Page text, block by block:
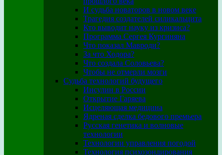
И судьба новаторов в новом веке
Трагедия создателей силикальцита
Кто выводит науку из кризиса?
Программа Сергея Кургиняна
Что показал Мавроди?
За что Ходора?
Что создала Соловьева?
Чтобы не отмерли мозги
Судьба технологий будущего
Инсулин в России
Открытие Гаряева
Исцеляющая медицина
Ядреная сделка бедового премьера
Русская генетика и волновые
технологии
Технологии управления погодой
Технология психозондирования